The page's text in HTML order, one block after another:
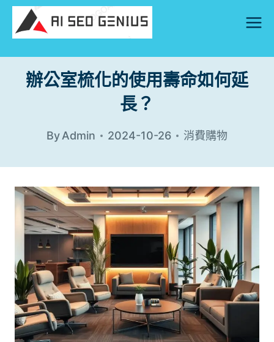
Skip
content
辦公室梳化的使用壽命如何延
長？
ByAdmin 2024-10-26 消費購物